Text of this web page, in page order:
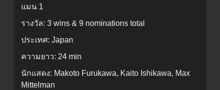
แมน 1
รางวัล: 3 wins & 9 nominations total
ประเทศ: Japan
ความยาว: 24 min
นักแสดง: Makoto Furukawa, Kaito Ishikawa, Max
Mittelman